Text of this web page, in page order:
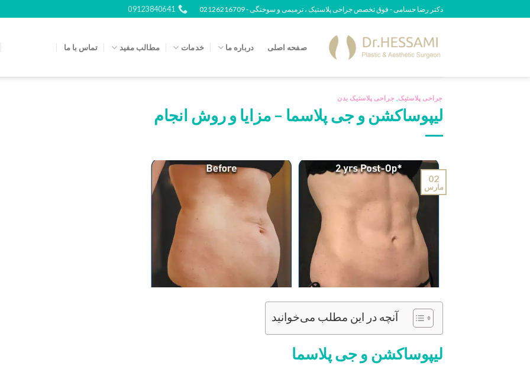
به
دکتر رضا حسامی - فوق تخصص جراحی پلاستیک ، ترمیمی و سوختگی - 02126216709 09123840641
صفحه اصلی درباره ما خدمات مطالب مفید تماس با ما
جراحی پلاستیک جراحی پلاستیک بدن
لیپوساکشن و جی پلاسما – مزایا و روش انجام
02
مارس
آنچه در این مطلب می‌خوانید
لیپوساکشن و جی پلاسما